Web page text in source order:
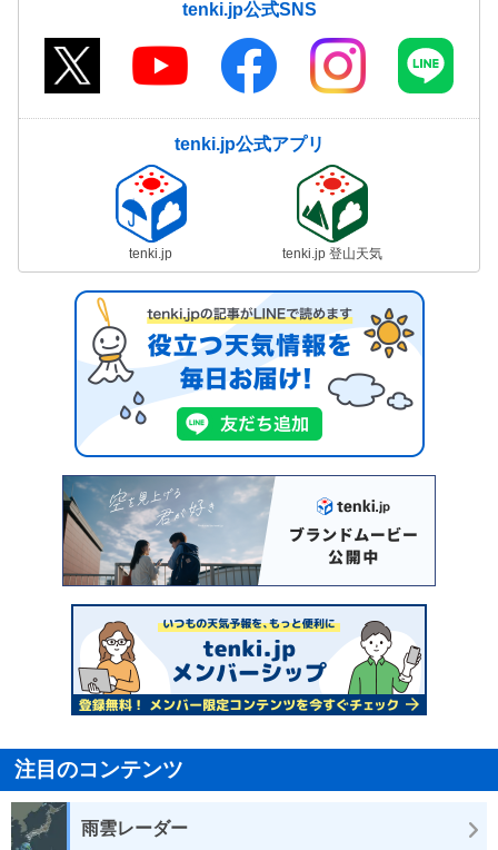
tenki.jp公式SNS
tenki.jp公式アプリ
tenki.jp tenki.jp 登山天気
注目のコンテンツ
雨雲レーダー